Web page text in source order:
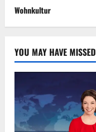
Wohnkultur
YOU MAY HAVE MISSED